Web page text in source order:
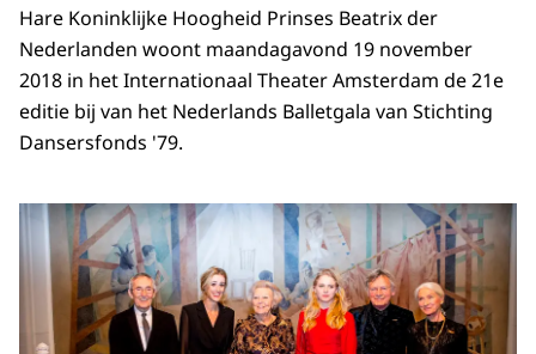
Hare Koninklijke Hoogheid Prinses Beatrix der
Nederlanden woont maandagavond 19 november
2018 in het Internationaal Theater Amsterdam de 21e
editie bij van het Nederlands Balletgala van Stichting
Dansersfonds '79.